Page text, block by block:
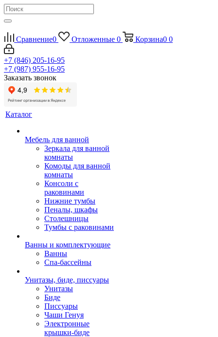
Сравнение0 Отложенные 0 Корзина0 0
+7 (846) 205-16-95
+7 (987) 955-16-95
Заказать звонок
Каталог
Мебель для ванной
Зеркала для ванной
комнаты
Комоды для ванной
комнаты
Консоли с
раковинами
Нижние тумбы
Пеналы, шкафы
Столешницы
Тумбы с раковинами
Ванны и комплектующие
Ванны
Спа-бассейны
Унитазы, биде, писсуары
Унитазы
Биде
Писсуары
Чаши Генуя
Электронные
крышки-биде